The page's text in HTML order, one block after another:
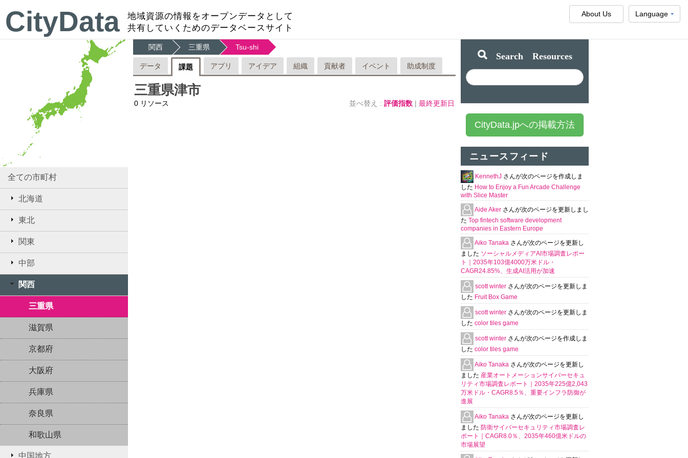
CityData
地域資源の情報をオープンデータとして
共有していくためのデータベースサイト
Language
About Us
全ての市町村
北海道
東北
関東
中部
関西
三重県
滋賀県
京都府
大阪府
兵庫県
奈良県
和歌山県
中国地方
関西 三重県 Tsu-shi
データ 課題 アプリ アイデア 組織 貢献者 イベント 助成制度
三重県津市
0 リソース 並べ替え : 評価指数 | 最終更新日
Search Resources
CityData.jpへの掲載方法
ニュースフィード
KennethJ さんが次のページを作成しま
した How to Enjoy a Fun Arcade Challenge
with Slice Master
Aide Aker さんが次のページを更新しまし
た Top fintech software development
companies in Eastern Europe
Aiko Tanaka さんが次のページを更新し
ました ソーシャルメディアAI市場調査レポー
ト｜2035年103億4000万米ドル・
CAGR24.85%、生成AI活用が加速
scott winter さんが次のページを更新しま
した Fruit Box Game
scott winter さんが次のページを更新しま
した color tiles game
scott winter さんが次のページを作成しま
した color tiles game
Aiko Tanaka さんが次のページを更新し
ました 産業オートメーションサイバーセキュ
リティ市場調査レポート｜2035年225億2,043
万米ドル・CAGR8.5％、重要インフラ防御が
進展
Aiko Tanaka さんが次のページを更新し
ました 防衛サイバーセキュリティ市場調査レ
ポート｜CAGR8.0％、2035年460億米ドルの
市場展望